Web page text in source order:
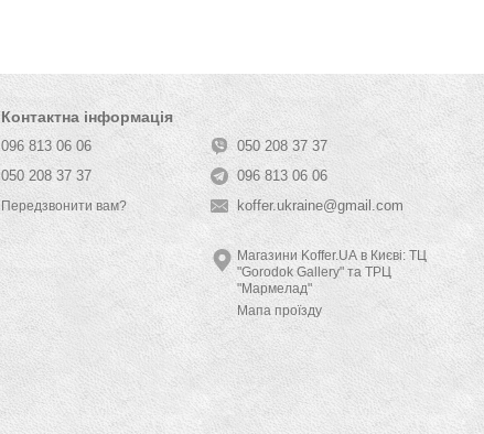
Контактна інформація
096 813 06 06
050 208 37 37
Передзвонити вам?
050 208 37 37
096 813 06 06
koffer.ukraine@gmail.com
Магазини Koffer.UA в Києві: ТЦ
"Gorodok Gallery" та ТРЦ
"Мармелад"
Мапа проїзду